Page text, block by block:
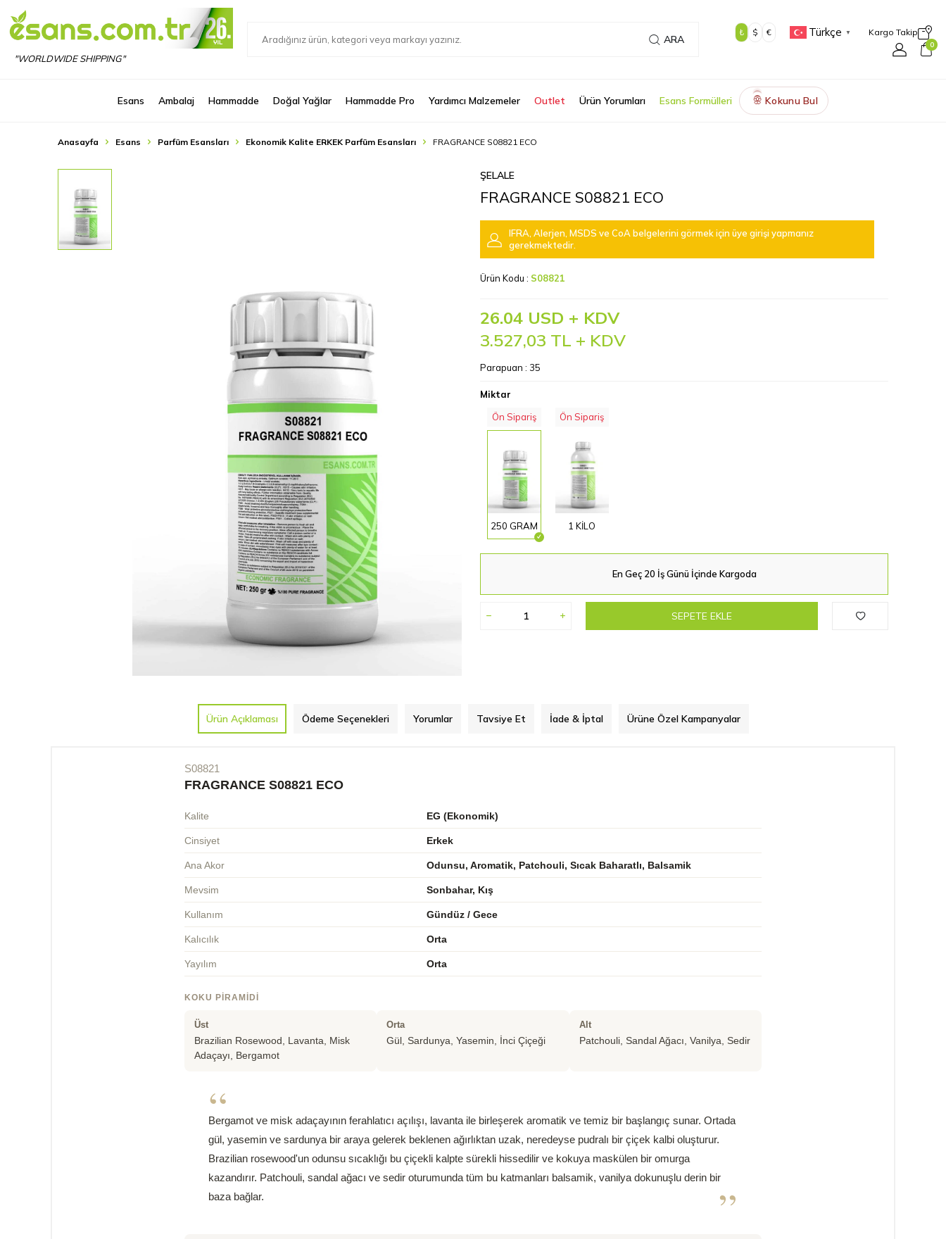
"WORLDWIDE SHIPPING"
ARA
₺ $ € Türkçe ▼ Kargo Takip
0
Esans Ambalaj Hammadde Doğal Yağlar Hammadde Pro Yardımcı Malzemeler Outlet Ürün Yorumları Esans Formülleri 🌸 Kokunu Bul
Anasayfa Esans Parfüm Esansları Ekonomik Kalite ERKEK Parfüm Esansları FRAGRANCE S08821 ECO
ŞELALE
FRAGRANCE S08821 ECO
IFRA, Alerjen, MSDS ve CoA belgelerini görmek için üye girişi yapmanız
gerekmektedir.
Ürün Kodu : S08821
26.04 USD + KDV
3.527,03 TL + KDV
Parapuan : 35
Miktar
Ön Sipariş
250 GRAM
Ön Sipariş
1 KİLO
En Geç 20 İş Günü İçinde Kargoda
SEPETE EKLE
Ürün Açıklaması Ödeme Seçenekleri Yorumlar Tavsiye Et İade & İptal Ürüne Özel Kampanyalar
S08821
FRAGRANCE S08821 ECO
Kalite EG (Ekonomik)
Cinsiyet Erkek
Ana Akor Odunsu, Aromatik, Patchouli, Sıcak Baharatlı, Balsamik
Mevsim Sonbahar, Kış
Kullanım Gündüz / Gece
Kalıcılık Orta
Yayılım Orta
KOKU PIRAMIDI
Üst
Brazilian Rosewood, Lavanta, Misk
Adaçayı, Bergamot
Orta
Gül, Sardunya, Yasemin, İnci Çiçeği
Alt
Patchouli, Sandal Ağacı, Vanilya, Sedir
“
Bergamot ve misk adaçayının ferahlatıcı açılışı, lavanta ile birleşerek aromatik ve temiz bir başlangıç sunar. Ortada
gül, yasemin ve sardunya bir araya gelerek beklenen ağırlıktan uzak, neredeyse pudralı bir çiçek kalbi oluşturur.
Brazilian rosewood'un odunsu sıcaklığı bu çiçekli kalpte sürekli hissedilir ve kokuya maskülen bir omurga
kazandırır. Patchouli, sandal ağacı ve sedir oturumunda tüm bu katmanları balsamik, vanilya dokunuşlu derin bir
baza bağlar.
”